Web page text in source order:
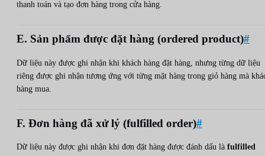
thanh toán và tạo đơn hàng trong cửa hàng.
E. Sản phẩm được đặt hàng (ordered product)#
Dữ liệu này được ghi nhận khi khách hàng đặt hàng, nhưng từng dữ liệu
riêng được ghi nhận tương ứng với từng mặt hàng trong giỏ hàng mà
hàng mua.
F. Đơn hàng đã xử lý (fulfilled order)#
Dữ liệu này được ghi nhận khi đơn đặt hàng được đánh dấu là fulfilled